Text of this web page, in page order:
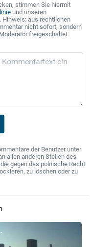
stimmen Sie hiermit
und unseren
Hinweis: aus rechtlichen
nicht sofort, sondern
freigeschaltet
der Benutzer unter
allen anderen Stellen des
gegen das polnische Recht
zu löschen oder zu